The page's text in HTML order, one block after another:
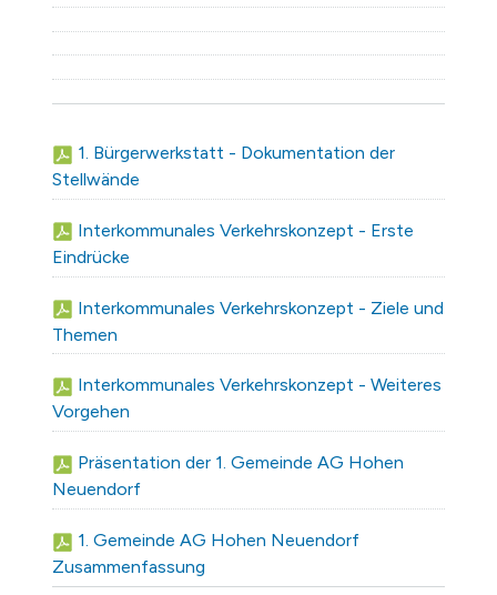
1. Bürgerwerkstatt - Dokumentation der
Stellwände
Interkommunales Verkehrskonzept - Erste
Eindrücke
Interkommunales Verkehrskonzept - Ziele und
Themen
Interkommunales Verkehrskonzept - Weiteres
Vorgehen
Präsentation der 1. Gemeinde AG Hohen
Neuendorf
1. Gemeinde AG Hohen Neuendorf
Zusammenfassung